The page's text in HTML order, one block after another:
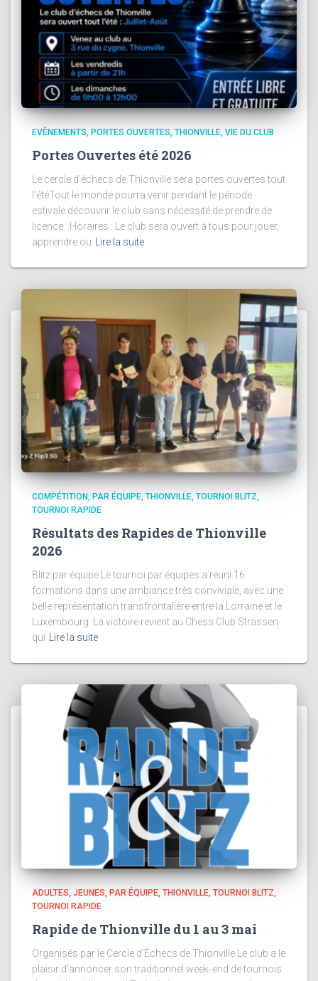
EVÊNEMENTS PORTES OUVERTES THIONVILLE VIE DU CLUB
Portes Ouvertes été 2026
Le cercle d’échecs de Thionville sera portes ouvertes tout
l’étéTout le monde pourra venir pendant le période
estivale découvrir le club sans nécessité de prendre de
licence. Horaires : Le club sera ouvert à tous pour jouer,
apprendre ou
Lire la suite
COMPÉTITION PAR ÉQUIPE THIONVILLE TOURNOI BLITZ
TOURNOI RAPIDE
Résultats des Rapides de Thionville
2026
Blitz par équipe Le tournoi par équipes a réuni 16
formations dans une ambiance très conviviale, avec une
belle représentation transfrontalière entre la Lorraine et le
Luxembourg. La victoire revient au Chess Club Strassen
qui Lire la suite
ADULTES JEUNES PAR ÉQUIPE THIONVILLE TOURNOI BLITZ
TOURNOI RAPIDE
Rapide de Thionville du 1 au 3 mai
Organisés par le Cercle d’Échecs de Thionville Le club a le
plaisir d’annoncer son traditionnel week‑end de tournois